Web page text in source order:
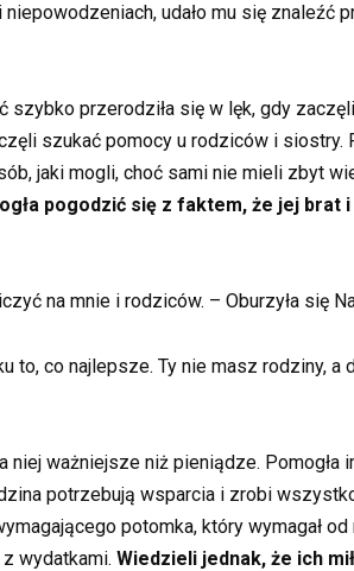
udało mu się znaleźć
przerodziła się w lęk, gdy
szukać pomocy u rodziców i siostry.
jaki mogli, choć sami nie mieli zbyt
pogodzić się z faktem, że jej brat
na mnie i rodziców. – Oburzyła się
to, co najlepsze. Ty nie masz rodziny, a
ważniejsze niż pieniądze. Pomogła
potrzebują wsparcia i zrobi
potomka, który wymagał od
wydatkami. Wiedzieli jednak, że ich